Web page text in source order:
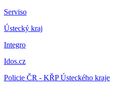
Serviso
Ústecký kraj
Integro
Idos.cz
Policie ČR - KŘP Ústeckého kraje